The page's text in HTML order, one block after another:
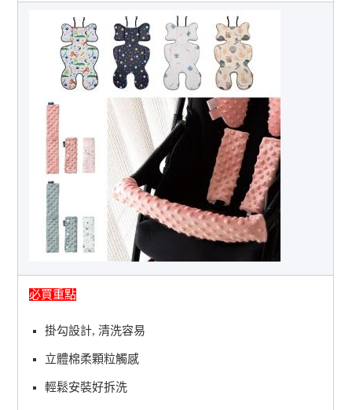
必買重點
掛勾設計, 清洗容易
立體棉柔顆粒觸感
輕鬆安裝好拆洗